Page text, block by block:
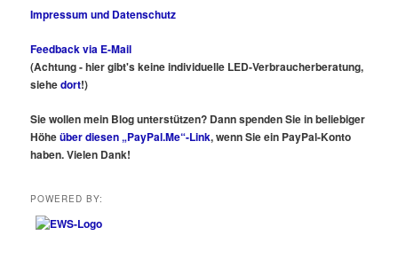
Impressum und Datenschutz
Feedback via E-Mail
(Achtung - hier gibt's keine individuelle LED-Verbraucherberatung,
siehedort!)
Sie wollen mein Blog unterstützen? Dann spenden Sie in beliebiger
Höheüber diesen „PayPal.Me“-Link, wenn Sie ein PayPal-Konto
haben. Vielen Dank!
POWERED BY: